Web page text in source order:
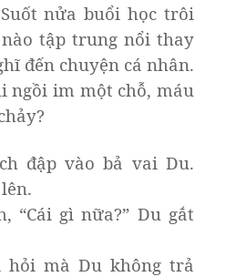
nửa buổi học trôi
tập trung nổi thay
đến chuyện cá nhân.
ngồi im một chỗ, máu
đập vào bả vai Du.
“Cái gì nữa?” Du gắt
hỏi mà Du không trả